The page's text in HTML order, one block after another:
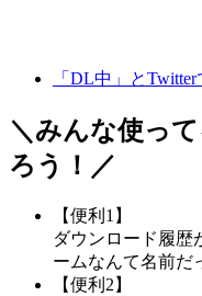
「DL中」とTwitter
＼みんな使って
ろう！／
【便利1】
ダウンロード履歴
ームなんて名前だ
【便利2】